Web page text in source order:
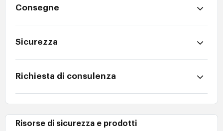
Consegne
Sicurezza
Richiesta di consulenza
Risorse di sicurezza e prodotti